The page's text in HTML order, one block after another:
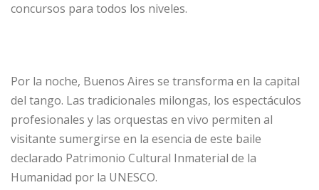
concursos para todos los niveles.
Por la noche, Buenos Aires se transforma en la capital
del tango. Las tradicionales milongas, los espectáculos
profesionales y las orquestas en vivo permiten al
visitante sumergirse en la esencia de este baile
declarado Patrimonio Cultural Inmaterial de la
Humanidad por la UNESCO.